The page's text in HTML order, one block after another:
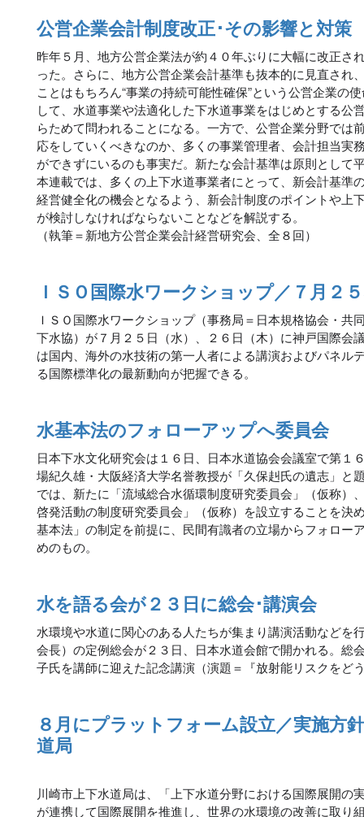
公営企業会計制度改正･その影響と対策
昨年５月、地方公営企業法が約４０年ぶりに大幅に改正さ
った。さらに、地方公営企業会計基準も抜本的に見直され
ことはもちろん“事業の持続可能性確保”という公営企業の
して、水道事業や法適化した下水道事業をはじめとする公
らためて問われることになる。一方で、公営企業分野では
応をしていくべきなのか、多くの事業管理者、会計担当実
ができずにいるのも事実だ。新たな会計基準は原則として
本連載では、多くの上下水道事業者にとって、新会計基準
経営健全化の機会となるよう、新会計制度のポイントや上
が検討しなければならないことなどを解説する。
（執筆＝新地方公営企業会計経営研究会、全８回）
ＩＳＯ国際水ワークショップ／７月２
ＩＳＯ国際水ワークショップ（事務局＝日本規格協会・共
下水協）が７月２５日（水）、２６日（木）に神戸国際会
は国内、海外の水技術の第一人者による講演およびパネル
る国際標準化の最新動向が把握できる。
水基本法のフォローアップへ委員会
日本下水文化研究会は１６日、日本水道協会会議室で第１
場紀久雄・大阪経済大学名誉教授が「久保赳氏の遺志」と
では、新たに「流域総合水循環制度研究委員会」（仮称）
啓発活動の制度研究委員会」（仮称）を設立することを決
基本法」の制定を前提に、民間有識者の立場からフォロー
めのもの。
水を語る会が２３日に総会･講演会
水環境や水道に関心のある人たちが集まり講演活動などを
会長）の定例総会が２３日、日本水道会館で開かれる。総
子氏を講師に迎えた記念講演（演題＝『放射能リスクをど
８月にプラットフォーム設立／実施方
道局
川崎市上下水道局は、「上下水道分野における国際展開の
が連携して国際展開を推進し、世界の水環境の改善に取り